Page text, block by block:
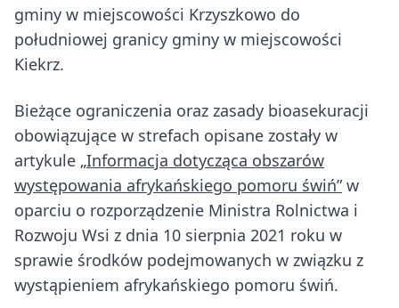
gminy w miejscowości Krzyszkowo do
południowej granicy gminy w miejscowości
Kiekrz.
Bieżące ograniczenia oraz zasady bioasekuracji
obowiązujące w strefach opisane zostały w
artykule „Informacja dotycząca obszarów
występowania afrykańskiego pomoru świń”w
oparciu o rozporządzenie Ministra Rolnictwa i
Rozwoju Wsi z dnia 10 sierpnia 2021 roku w
sprawie środków podejmowanych w związku z
wystąpieniem afrykańskiego pomoru świń.